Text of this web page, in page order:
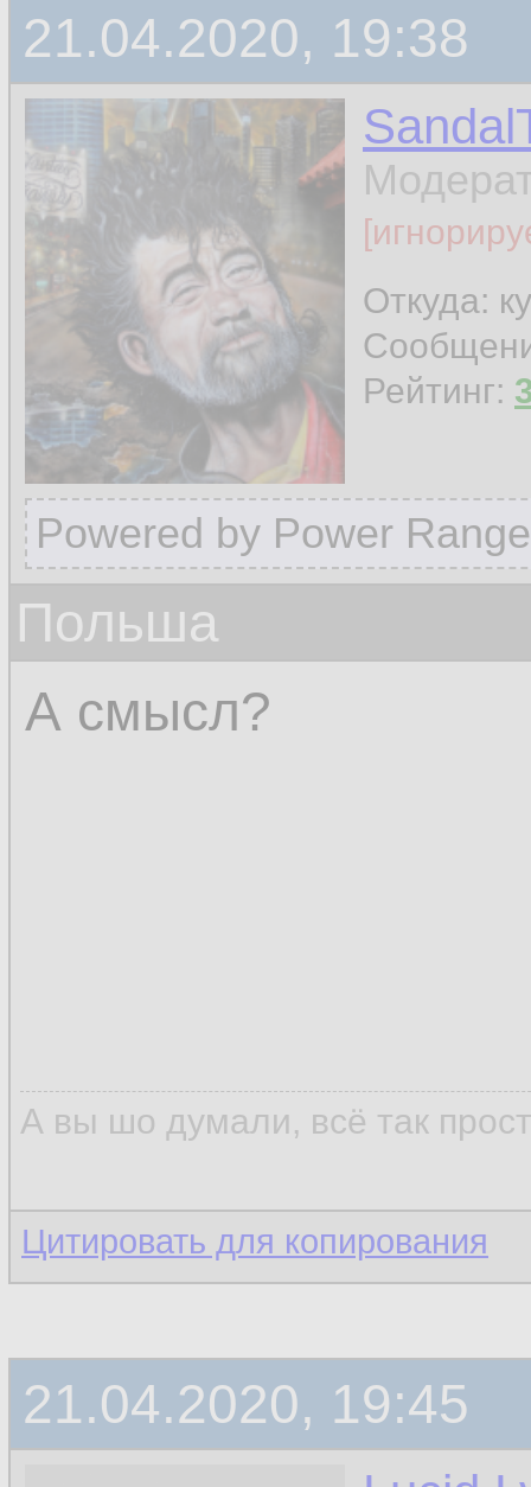
21.04.2020, 19:38
Откуда:
Рейтинг:
Powered by Power
Польша
А смысл?
А вы шо думали, всё так
Цитировать для копирования
21.04.2020, 19:45